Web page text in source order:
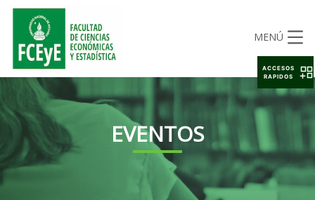
MENÚ
EVENTOS
ACCESOS
RAPIDOS